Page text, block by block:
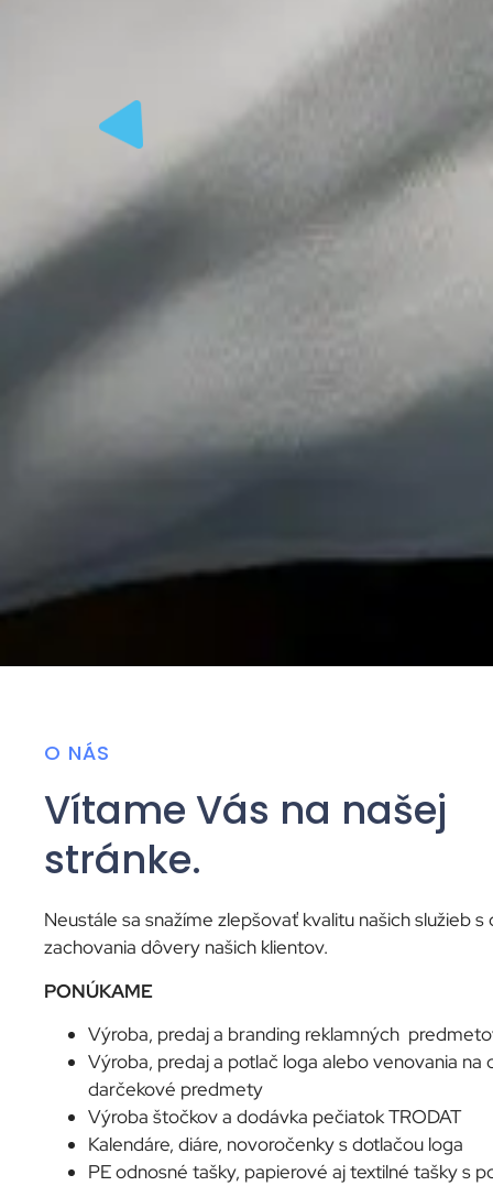
O NÁS
Vítame Vás na našej
stránke.
Neustále sa snažíme zlepšovať kvalitu našich služieb s
zachovania dôvery našich klientov.
PONÚKAME
Výroba, predaj a branding reklamných
Výroba, predaj a potlač loga alebo venovania na
darčekové predmety
Výroba štočkov a dodávka pečiatok TRODAT
Kalendáre, diáre, novoročenky s dotlačou loga
PE odnosné tašky, papierové aj textilné tašky s